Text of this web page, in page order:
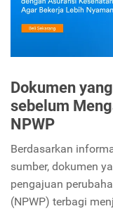
Dokumen
sebelum
NPWP
Berdasarkan
sumber, dokumen
pengajuan
(NPWP) terbagi